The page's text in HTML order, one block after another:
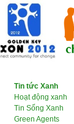
Tin tức Xanh
Hoạt động xanh
Tin Sống Xanh
Green Agents